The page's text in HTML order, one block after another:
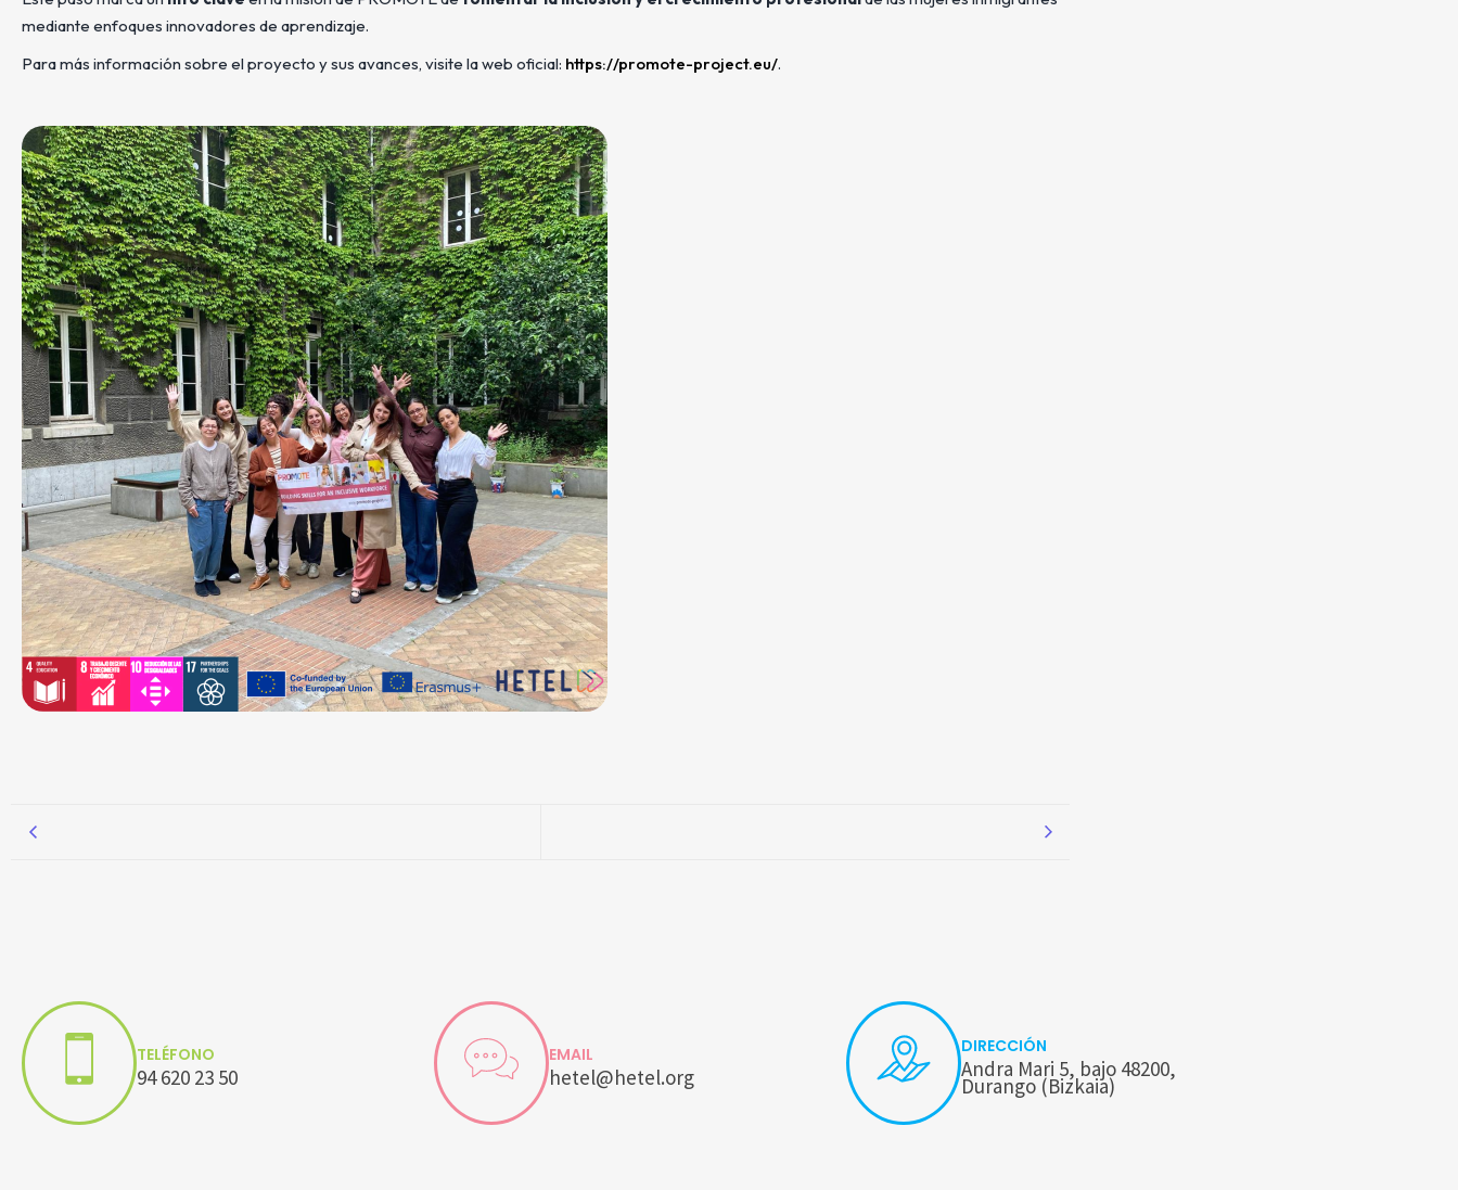
mediante enfoques innovadores de aprendizaje.
Para más información sobre el proyecto y sus avances, visite la web oficial: https://promote-project.eu/.
TELÉFONO
94 620 23 50
EMAIL
hetel@hetel.org
DIRECCIÓN
Andra Mari 5, bajo 48200,
Durango (Bizkaia)